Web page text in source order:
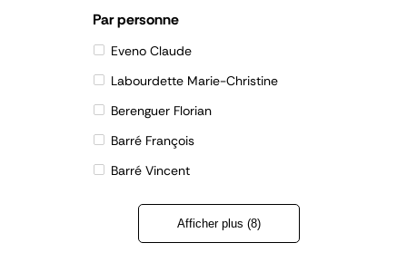
Par personne
Eveno Claude
Labourdette Marie-Christine
Berenguer Florian
Barré François
Barré Vincent
Afficher plus (8)